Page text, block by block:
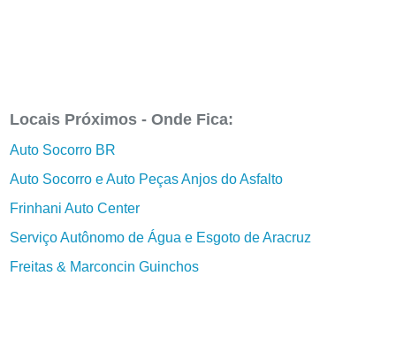
Locais Próximos - Onde Fica:
Auto Socorro BR
Auto Socorro e Auto Peças Anjos do Asfalto
Frinhani Auto Center
Serviço Autônomo de Água e Esgoto de Aracruz
Freitas & Marconcin Guinchos